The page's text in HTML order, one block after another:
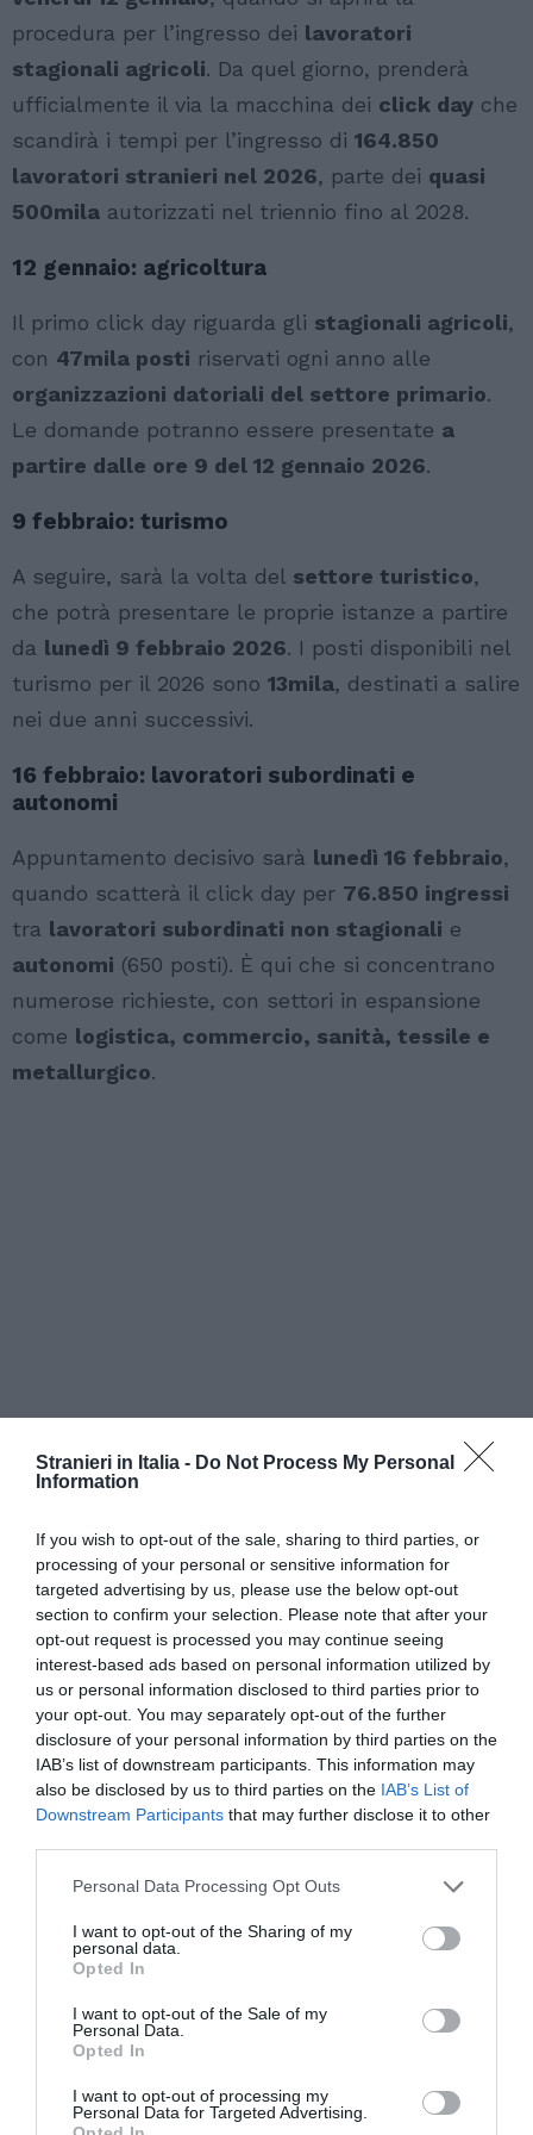
Stranieri in Italia - Do Not Process My Personal
Information
If you wish to opt-out of the sale, sharing to third parties, or
processing of your personal or sensitive information for
targeted advertising by us, please use the below opt-out
section to confirm your selection. Please note that after your
opt-out request is processed you may continue seeing
interest-based ads based on personal information utilized by
us or personal information disclosed to third parties prior to
your opt-out. You may separately opt-out of the further
disclosure of your personal information by third parties on the
IAB’s list of downstream participants. This information may
also be disclosed by us to third parties on the IAB’s List of
Downstream Participants that may further disclose it to other
Personal Data Processing Opt Outs
I want to opt-out of the Sharing of my
personal data.
Opted In
I want to opt-out of the Sale of my
Personal Data.
Opted In
I want to opt-out of processing my
Personal Data for Targeted Advertising.
procedura per l’ingresso dei lavoratori
stagionali agricoli. Da quel giorno, prenderà
ufficialmente il via la macchina dei click day che
scandirà i tempi per l’ingresso di 164.850
lavoratori stranieri nel 2026, parte dei quasi
500mila autorizzati nel triennio fino al 2028.
12 gennaio: agricoltura
Il primo click day riguarda gli stagionali agricoli,
con 47mila posti riservati ogni anno alle
organizzazioni datoriali del settore primario.
Le domande potranno essere presentate a
partire dalle ore 9 del 12 gennaio 2026.
9 febbraio: turismo
A seguire, sarà la volta del settore turistico,
che potrà presentare le proprie istanze a partire
da lunedì 9 febbraio 2026. I posti disponibili nel
turismo per il 2026 sono 13mila, destinati a salire
nei due anni successivi.
16 febbraio: lavoratori subordinati e
autonomi
Appuntamento decisivo sarà lunedì 16 febbraio,
quando scatterà il click day per 76.850 ingressi
tra lavoratori subordinati non stagionali e
autonomi (650 posti). È qui che si concentrano
numerose richieste, con settori in espansione
come logistica, commercio, sanità, tessile e
metallurgico.
18 febbraio: lavoratori qualificati e assistenti
familiari
Due giorni dopo,mercoledì 18 febbraio, toccherà
a categorie particolari:assistenti familiari per
qualificati
comemanager, artisti, startupper e
limitato di500 unità all’anno
Un sistema che resiste (almeno per ora)
Nonostante le critiche, il
. Il governo ribadisce nella relazione
illustrativa che l’abbandono immediato del